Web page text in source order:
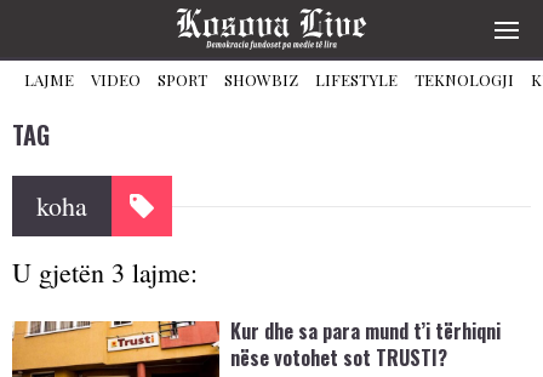
LAJME VIDEO SPORT SHOWBIZ LIFESTYLE TEKNOLOGJI
TAG
koha
U gjetën 3 lajme:
Kur dhe sa para mund t’i tërhiqni
nëse votohet sot TRUSTI?